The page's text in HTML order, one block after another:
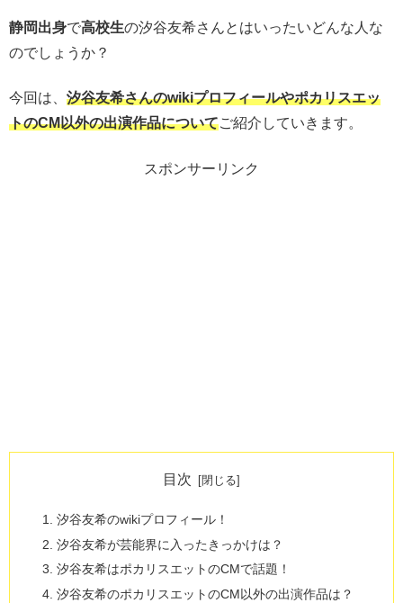
静岡出身で高校生の汐谷友希さんとはいったいどんな人な
のでしょうか？
今回は、 汐谷友希さんのwikiプロフィールやポカリスエッ
トのCM以外の出演作品についてご紹介していきます。
スポンサーリンク
目次
汐谷友希のwikiプロフィール！
汐谷友希が芸能界に入ったきっかけは？
汐谷友希はポカリスエットのCMで話題！
汐谷友希のポカリスエットのCM以外の出演作品は？